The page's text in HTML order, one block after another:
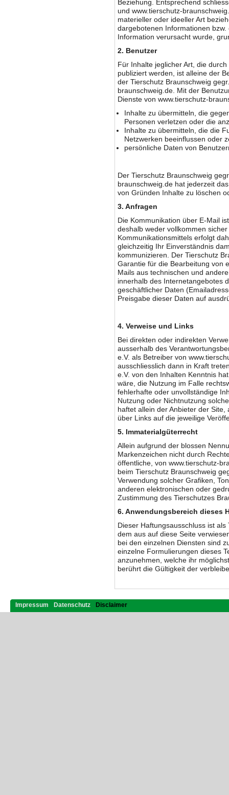
Beziehung. Entsprechend
und www.tierschutz-
materieller oder ideeller Art
dargebotenen Informationen
Information verursacht wurde,
2. Benutzer
Für Inhalte jeglicher Art, die
publiziert werden, ist alleine der
der Tierschutz Braunschweig
braunschweig.de. Mit der
Dienste von www.tierschutz-
Inhalte zu übermitteln, die
Personen verletzen oder die
Inhalte zu übermitteln, die die
Netzwerken beeinflussen oder
persönliche Daten von
Der Tierschutz Braunschweig
braunschweig.de hat jederzeit
von Gründen Inhalte zu löschen
3. Anfragen
Die Kommunikation über E-Mail
deshalb weder vollkommen
Kommunikationsmittels erfolgt
gleichzeitig Ihr Einverständnis
kommunizieren. Der Tierschutz
Garantie für die Bearbeitung von
Mails aus technischen und
innerhalb des Internetangebotes
geschäftlicher Daten
Preisgabe dieser Daten auf
4. Verweise und Links
Bei direkten oder indirekten
ausserhalb des
e.V. als Betreiber von
ausschliesslich dann in Kraft
e.V. von den Inhalten Kenntnis
wäre, die Nutzung im Falle
fehlerhafte oder unvollständige
Nutzung oder Nichtnutzung
haftet allein der Anbieter der
über Links auf die jeweilige
5. Immaterialgüterrecht
Allein aufgrund der blossen
Markenzeichen nicht durch
öffentliche, von www.tierschutz-
beim Tierschutz Braunschweig
Verwendung solcher Grafiken,
anderen elektronischen oder
Zustimmung des Tierschutzes
6. Anwendungsbereich dieses
Dieser Haftungsausschluss ist
dem aus auf diese Seite
bei den einzelnen Diensten sind
einzelne Formulierungen dieses
anzunehmen, welche ihr
berührt die Gültigkeit der
Impressum Datenschutz Disclaimer